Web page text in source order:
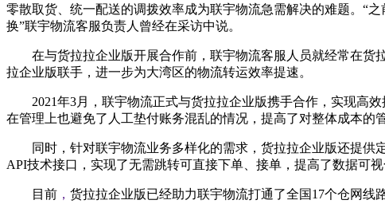
零散取货、统一配送的调拨效率成为联宇物流急需解决的难题。“
换”联宇物流客服负责人曾经在采访中说。
在与货拉拉企业版开展合作前，联宇物流客服人员就经常在
拉企业版联手，进一步为大湾区的物流转运效率提速。
2021年3月，联宇物流正式与货拉拉企业版携手合作，实现高
在管理上也避免了人工垫付账务混乱的情况，提高了对整体成本的管
同时，针对联宇物流业务多样化的需求，货拉拉企业版还提
API技术接口，实现了无需跳转可直接下单、接单，提高了数据可
目前 ， 货拉拉企业版已经助力联宇物流打通了全国17个仓网线